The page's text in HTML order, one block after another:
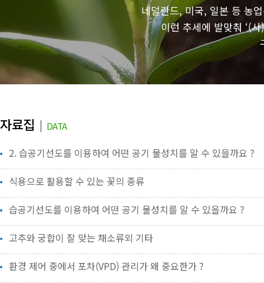
네덜란드, 미국, 일본 등 농
이런 추세에 발맞춰 ‘(
자료집 DATA
2. 습공기선도를 이용하여 어떤 공기 물성치를 알 수 있을까요 ?
식용으로 활용할 수 있는 꽃의 종류
습공기선도를 이용하여 어떤 공기 물성치를 알 수 있을까요 ?
고추와 궁합이 잘 맞는 채소류외 기타
환경 제어 중에서 포차(VPD) 관리가 왜 중요한가 ?